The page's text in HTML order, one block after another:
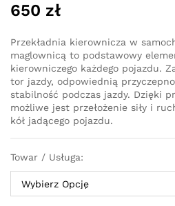
650 zł
Przekładnia kierownicza w
maglownicą to podstawowy
kierowniczego każdego pojazdu.
tor jazdy, odpowiednią
stabilność podczas jazdy. Dzięki
możliwe jest przełożenie siły i
kół jadącego pojazdu.
Towar / Usługa: